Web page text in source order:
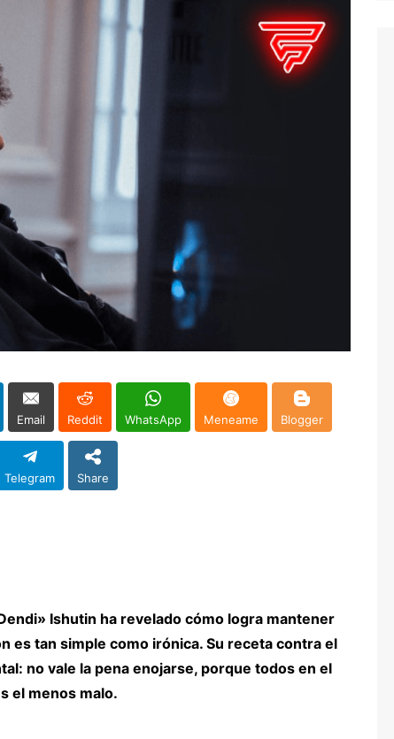
Email Reddit WhatsApp Meneame Blogger
Telegram Share
Ishutin ha revelado cómo logra mantener
es tan simple como irónica. Su receta contra el
no vale la pena enojarse, porque todos en el
el menos malo.